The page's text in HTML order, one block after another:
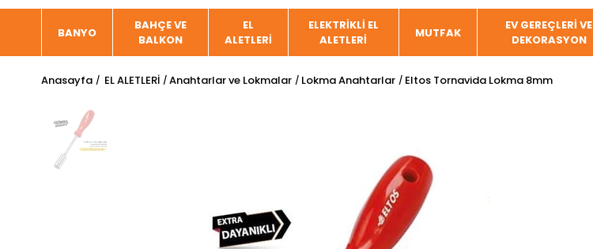
BANYO
BAHÇE VE
BALKON
EL
ALETLERİ
ELEKTRİKLİ EL
ALETLERİ
MUTFAK
EV GEREÇLERİ VE
DEKORASYON
Anasayfa EL ALETLERİ Anahtarlar ve Lokmalar Lokma Anahtarlar Eltos Tornavida Lokma 8mm